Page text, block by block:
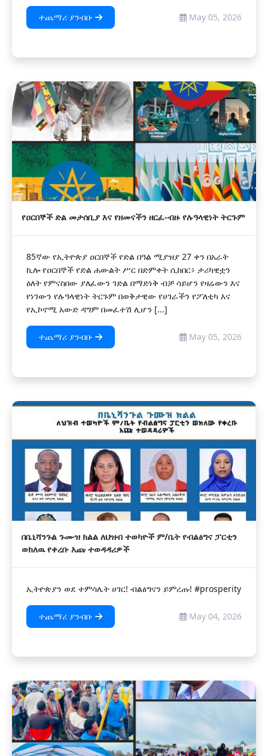
ተጨማሪ ያንብቡ May 05, 2026
የዐርበኞች ድል መታሰቢያ እና የዘመናችን ዘርፈ-ብዙ የሉዓላዊነት ትርጉም
85ኛው የኢትዮጵያ ዐርበኞች የድል በዓል ሚያዝያ 27 ቀን በአራት
ኪሎ የዐርበኞች የድል ሐውልት ሥር በድምቀት ሲከበር፥ ታሪካዊቷን
ዕለት የምናስበው ያለፈውን ገድል በማድነቅ ብቻ ሳይሆን የዛሬውን እና
የነገውን የሉዓላዊነት ትርጉም በወቅታዊው የሀገራችን የፖለቲካ እና
የኢኮኖሚ አውድ ዳግም በመፈተሽ ሊሆን [...]
ተጨማሪ ያንብቡ May 05, 2026
በቤኒሻንጉል ጉሙዝ ክልል ለህዝብ ተወካዮች ም/ቤት የብልፅግና ፓርቲን
ወክለዉ የቀረቡ እጩ ተወዳዳሪዎች
ኢትዮጵያን ወደ ተምሳሌት ሀገር! ብልፅግናን ይምረጡ! #prosperity
ተጨማሪ ያንብቡ May 04, 2026